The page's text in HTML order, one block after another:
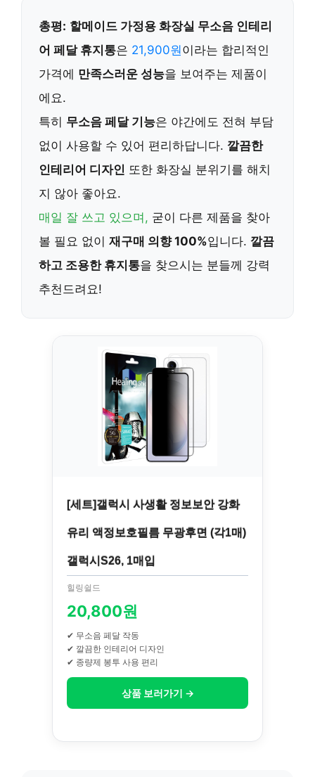
총평: 할메이드 가정용 화장실 무소음 인테리
어 페달 휴지통은 21,900원이라는 합리적인
가격에 만족스러운 성능을 보여주는 제품이
에요.
특히 무소음 페달 기능은 야간에도 전혀 부담
없이 사용할 수 있어 편리하답니다. 깔끔한
인테리어 디자인 또한 화장실 분위기를 해치
지 않아 좋아요.
매일 잘 쓰고 있으며, 굳이 다른 제품을 찾아
볼 필요 없이 재구매 의향 100%입니다. 깔끔
하고 조용한 휴지통을 찾으시는 분들께 강력
추천드려요!
[세트]갤럭시 사생활 정보보안 강화
유리 액정보호필름 무광후면 (각1매)
갤럭시S26, 1매입
힐링쉴드
20,800원
✔ 무소음 페달 작동
✔ 깔끔한 인테리어 디자인
✔ 종량제 봉투 사용 편리
상품 보러가기 →